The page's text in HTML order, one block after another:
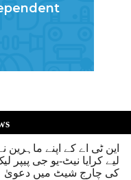
این ٹی اے کے اپنے ماہرین
لیے کرایا نیٹ-یو جی پیپر
کی چارج شیٹ میں دعویٰ